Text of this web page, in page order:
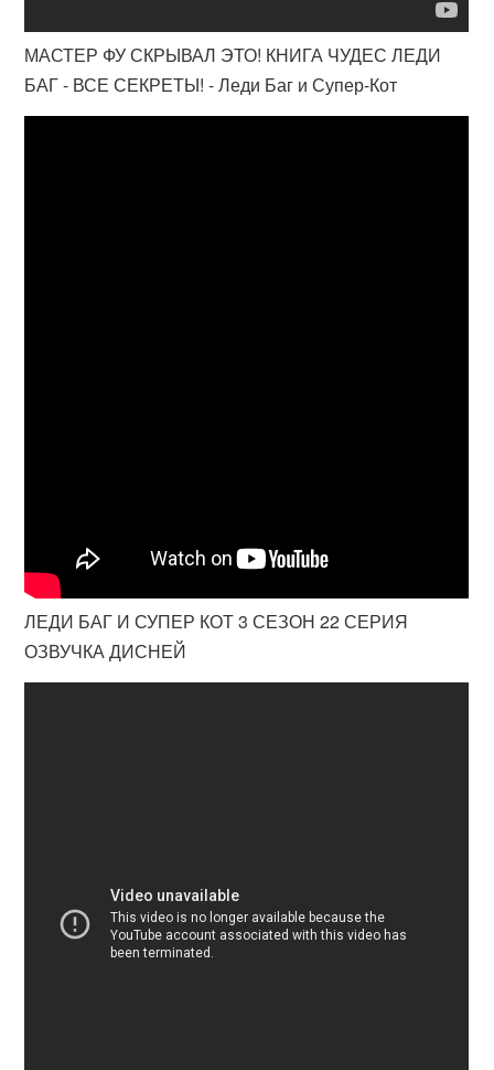
МАСТЕР ФУ СКРЫВАЛ ЭТО! КНИГА ЧУДЕС ЛЕДИ
БАГ - ВСЕ СЕКРЕТЫ! - Леди Баг и Супер-Кот
ЛЕДИ БАГ И СУПЕР КОТ 3 СЕЗОН 22 СЕРИЯ
ОЗВУЧКА ДИСНЕЙ